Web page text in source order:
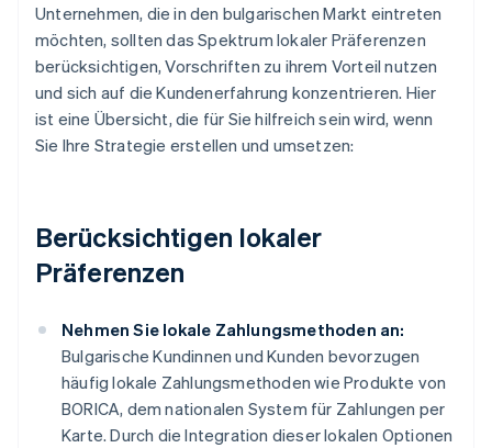
Unternehmen, die in den bulgarischen Markt eintreten
möchten, sollten das Spektrum lokaler Präferenzen
berücksichtigen, Vorschriften zu ihrem Vorteil nutzen
und sich auf die Kundenerfahrung konzentrieren. Hier
ist eine Übersicht, die für Sie hilfreich sein wird, wenn
Sie Ihre Strategie erstellen und umsetzen:
Berücksichtigen lokaler
Präferenzen
Nehmen Sie lokale Zahlungsmethoden an:
Bulgarische Kundinnen und Kunden bevorzugen
häufig lokale Zahlungsmethoden wie Produkte von
BORICA, dem nationalen System für Zahlungen per
Karte. Durch die Integration dieser lokalen Optionen